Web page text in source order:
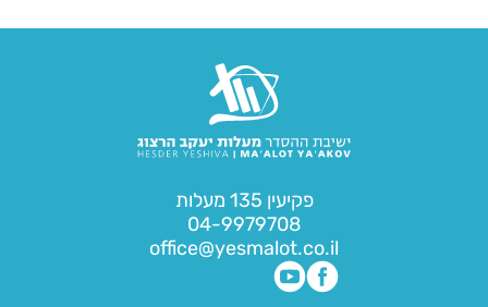
פקיעין 135 מעלות
04-9979708
office@yesmalot.co.il